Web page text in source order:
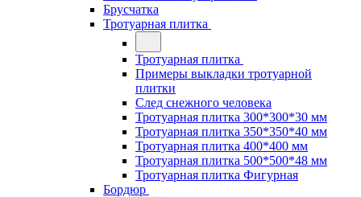
Брусчатка
Тротуарная плитка
Тротуарная плитка
Примеры выкладки тротуарной
плитки
След снежного человека
Тротуарная плитка 300*300*30 мм
Тротуарная плитка 350*350*40 мм
Тротуарная плитка 400*400 мм
Тротуарная плитка 500*500*48 мм
Тротуарная плитка Фигурная
Бордюр